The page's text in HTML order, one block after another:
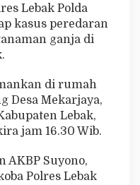
k
a
n
P
e
g
e
d
a
r
a
n
Lebak Polda
kasus peredaran
ganja di
di rumah
Desa Mekarjaya,
Lebak,
jam 16.30 Wib.
AKBP Suyono,
Polres Lebak